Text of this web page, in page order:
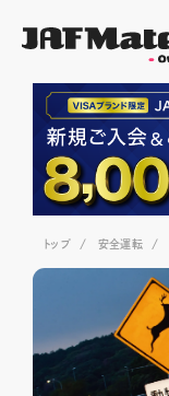
トップ 安全運転